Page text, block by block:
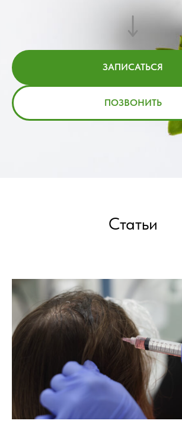
ЗАПИСАТЬСЯ
ПОЗВОНИТЬ
Статьи